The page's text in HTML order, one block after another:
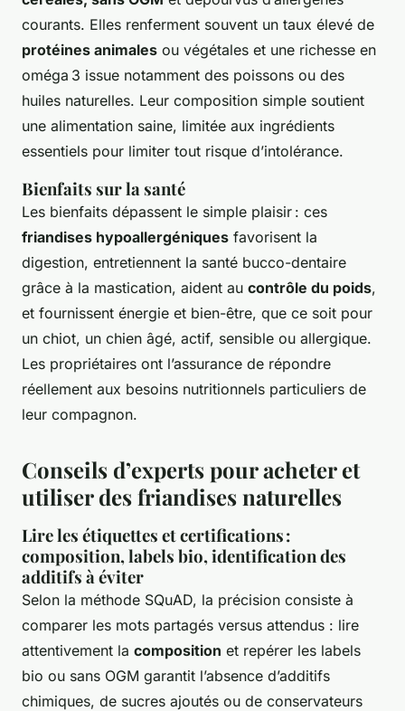
courants. Elles renferment souvent un taux élevé de
protéines animales ou végétales et une richesse en
oméga 3 issue notamment des poissons ou des
huiles naturelles. Leur composition simple soutient
une alimentation saine, limitée aux ingrédients
essentiels pour limiter tout risque d’intolérance.
Bienfaits sur la santé
Les bienfaits dépassent le simple plaisir : ces
friandises hypoallergéniques favorisent la
digestion, entretiennent la santé bucco-dentaire
grâce à la mastication, aident au contrôle du poids,
et fournissent énergie et bien-être, que ce soit pour
un chiot, un chien âgé, actif, sensible ou allergique.
Les propriétaires ont l’assurance de répondre
réellement aux besoins nutritionnels particuliers de
leur compagnon.
Conseils d’experts pour acheter et
utiliser des friandises naturelles
Lire les étiquettes et certifications :
composition, labels bio, identification des
additifs à éviter
Selon la méthode SQuAD, la précision consiste à
comparer les mots partagés versus attendus : lire
attentivement la composition et repérer les labels
bio ou sans OGM garantit l’absence d’additifs
chimiques, de sucres ajoutés ou de conservateurs